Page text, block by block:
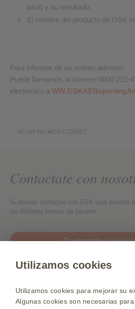
inició y su resultado.
El nombre del producto de GSK
Para informar de un evento adverso:
Puede llamarnos al número 0800-222-
electrónico a
NP-AR-NA-WCNT-220007
Contactate con
Si deseas contactar con GSK aquí puedes
las distintas formas de hacerlo:
Contactate con
Selecciona un país
Mapa de la web
Utilizamos cookies
Utilizamos cookies para mejorar su
Algunas cookies son necesarias